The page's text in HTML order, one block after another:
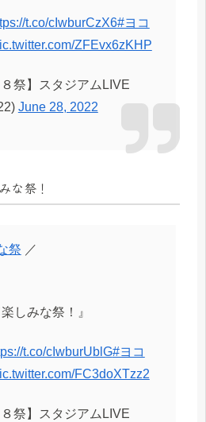
t.co/cIwburCzX6#ヨコ
ZFEvx6zKHP
祭】スタジアムLIVE
June 28, 2022
な祭！
祭 ／
しみな祭！』
t.co/cIwburUblG#ヨコ
FC3doXTzz2
祭】スタジアムLIVE